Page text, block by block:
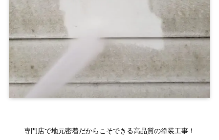
専門店で地元密着だからこそできる高品質の塗装工事！